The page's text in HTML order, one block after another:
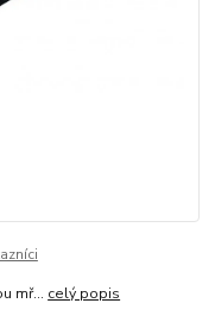
mř... celý popis